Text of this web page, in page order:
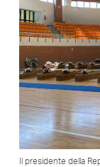
Il presidente della